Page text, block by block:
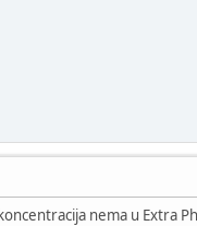
nema u Extra